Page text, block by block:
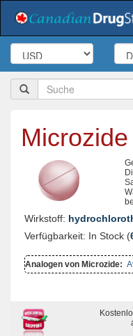
Microzide
Wirkstoff:
Verfügbarkeit: In Stock (
Analogen von Microzide: